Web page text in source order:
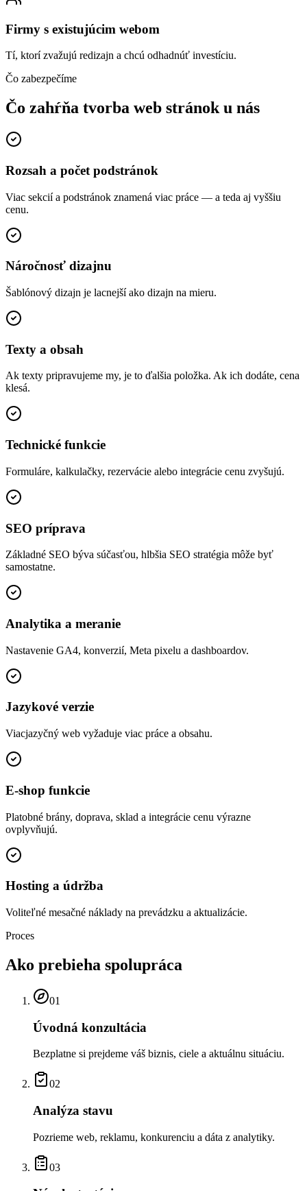
Firmy s existujúcim webom
Tí, ktorí zvažujú redizajn a chcú odhadnúť investíciu.
Čo zabezpečíme
Čo zahŕňa tvorba web stránok u nás
Rozsah a počet podstránok
Viac sekcií a podstránok znamená viac práce — a teda aj vyššiu
cenu.
Náročnosť dizajnu
Šablónový dizajn je lacnejší ako dizajn na mieru.
Texty a obsah
Ak texty pripravujeme my, je to ďalšia položka. Ak ich dodáte, cena
klesá.
Technické funkcie
Formuláre, kalkulačky, rezervácie alebo integrácie cenu zvyšujú.
SEO príprava
Základné SEO býva súčasťou, hlbšia SEO stratégia môže byť
samostatne.
Analytika a meranie
Nastavenie GA4, konverzií, Meta pixelu a dashboardov.
Jazykové verzie
Viacjazyčný web vyžaduje viac práce a obsahu.
E-shop funkcie
Platobné brány, doprava, sklad a integrácie cenu výrazne
ovplyvňujú.
Hosting a údržba
Voliteľné mesačné náklady na prevádzku a aktualizácie.
Proces
Ako prebieha spolupráca
01
Úvodná konzultácia
Bezplatne si prejdeme váš biznis, ciele a aktuálnu situáciu.
02
Analýza stavu
Pozrieme web, reklamu, konkurenciu a dáta z analytiky.
03